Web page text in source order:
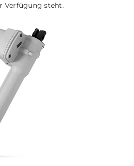
Verfügung steht.